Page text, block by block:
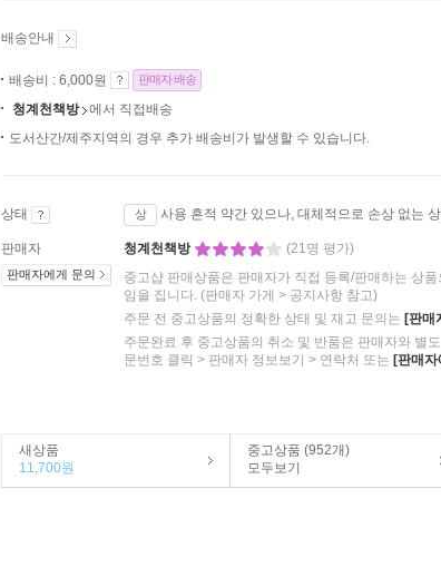
배송안내
배송비 : 6,000원 판매자 배송
청계천책방
에서 직접배송
도서산간/제주지역의 경우 추가 배송비가 발생할 수 있습니다.
상태 상 사용 흔적 약간 있으나, 대체적으로 손상 없는
판매자
판매자에게 문의
청계천책방
(21명 평가)
중고샵 판매상품은 판매자가 직접 등록/판매하는 상
임을 집니다. (판매자 가게 > 공지사항 참고)
주문 전 중고상품의 정확한 상태 및 재고 문의는 [판매
주문완료 후 중고상품의 취소 및 반품은 판매자와 별
문번호 클릭 > 판매자 정보보기 > 연락처 또는 [판매
새상품
11,700원
중고상품 (952개)
모두보기